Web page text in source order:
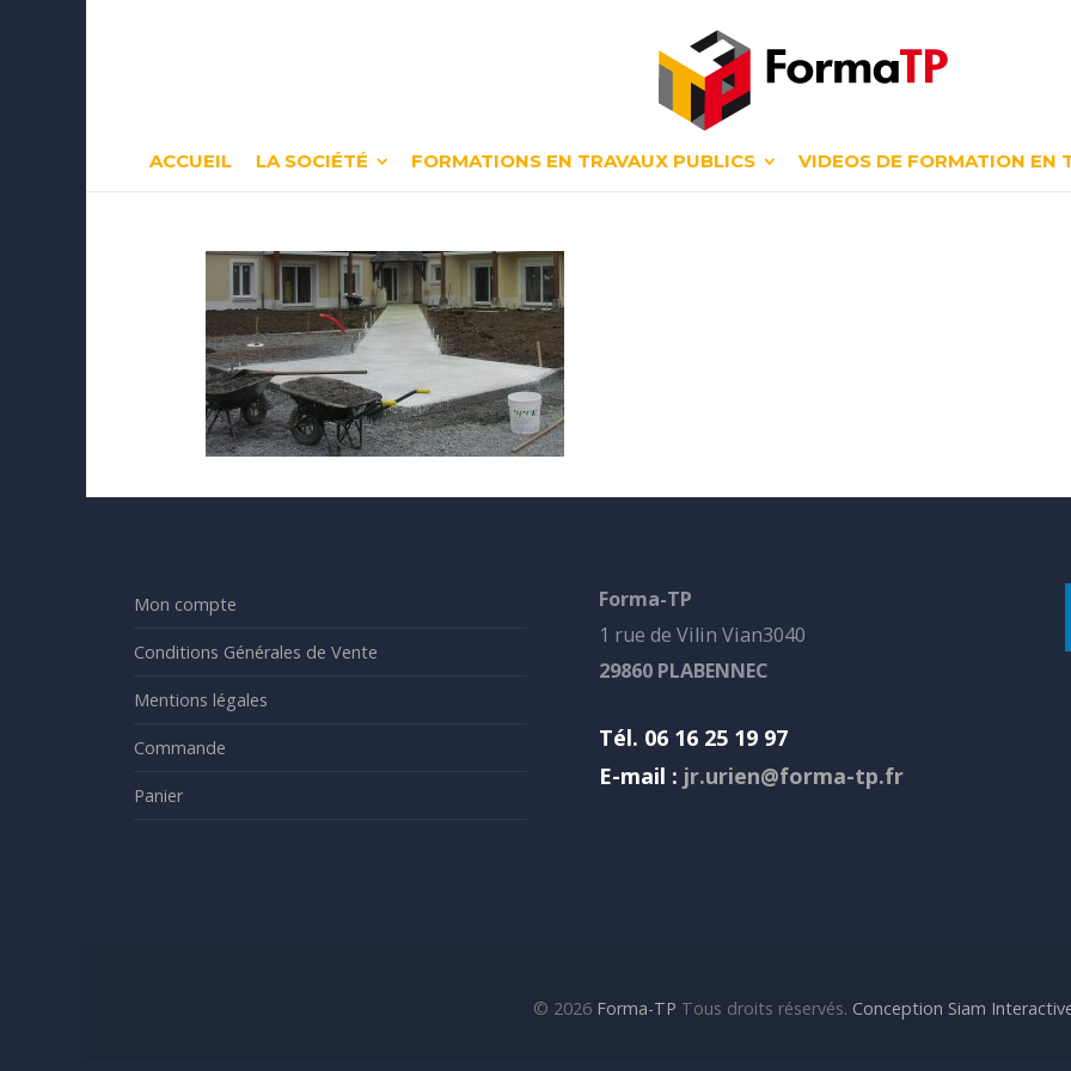
ACCUEIL LA SOCIÉTÉ FORMATIONS EN TRAVAUX PUBLICS VIDEOS DE FORMATION EN
Mon compte
Conditions Générales de Vente
Mentions légales
Commande
Panier
Forma-TP
1 rue de Vilin Vian3040
29860 PLABENNEC
Tél. 06 16 25 19 97
E-mail : jr.urien@forma-tp.fr
© 2026 Forma-TP Tous droits réservés. Conception Siam